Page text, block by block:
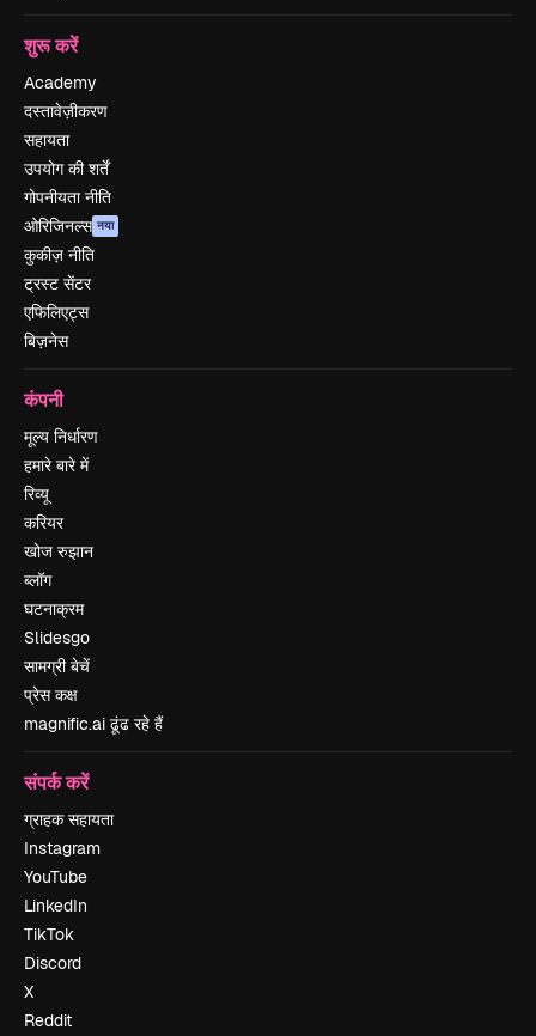
शुरू करें
Academy
दस्तावेज़ीकरण
सहायता
उपयोग की शर्तें
गोपनीयता नीति
ओरिजिनल्स नया
कुकीज़ नीति
ट्रस्ट सेंटर
एफिलिएट्स
बिज़नेस
कंपनी
मूल्य निर्धारण
हमारे बारे में
रिव्यू
करियर
खोज रुझान
ब्लॉग
घटनाक्रम
Slidesgo
सामग्री बेचें
प्रेस कक्ष
magnific.ai ढूंढ रहे हैं
संपर्क करें
ग्राहक सहायता
Instagram
YouTube
LinkedIn
TikTok
Discord
X
Reddit